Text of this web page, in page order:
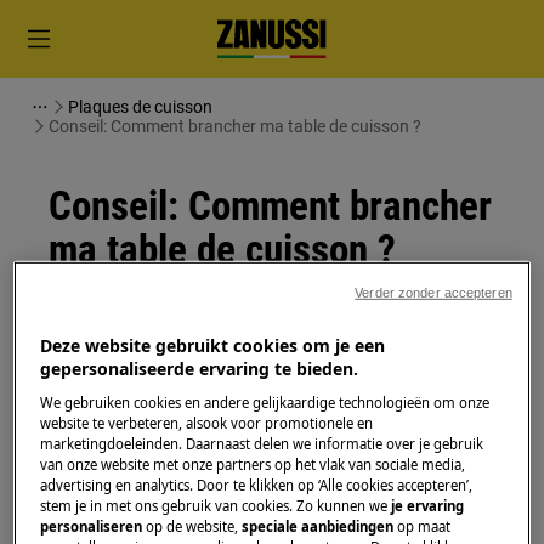
Plaques de cuisson
Conseil: Comment brancher ma table de cuisson ?
Conseil: Comment brancher
ma table de cuisson ?
Comment brancher ma table de cuisson ?
Raccordement plaque à induction
Installation de la table de cuisson
Comment installer ma plaque à induction ?
Solution
Deze website gebruikt cookies om je een
gepersonaliseerde ervaring te bieden.
We gebruiken cookies en andere gelijkaardige technologieën om onze
website te verbeteren, alsook voor promotionele en
marketingdoeleinden. Daarnaast delen we informatie over je gebruik
van onze website met onze partners op het vlak van sociale media,
advertising en analytics. Door te klikken op ‘Alle cookies accepteren’,
stem je in met ons gebruik van cookies. Zo kunnen weje ervaring
personaliseren op de website,speciale aanbiedingen op maat
Verder zonder accepteren